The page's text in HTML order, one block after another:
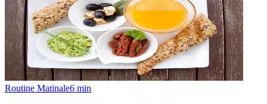
Routine Matinale6 min